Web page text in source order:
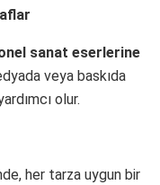
sanat eserlerine
veya baskıda
olur.
her tarza uygun bir